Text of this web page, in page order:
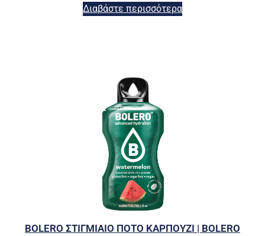
Διαβάστε περισσότερα
BOLERO ΣΤΙΓΜΙΑΙΟ ΠΟΤΟ ΚΑΡΠΟΥΖΙ | BOLERO